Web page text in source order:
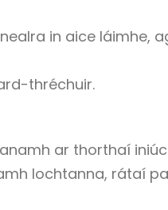
in aice láimhe,
thréchuir.
ar thorthaí
lochtanna, rátaí